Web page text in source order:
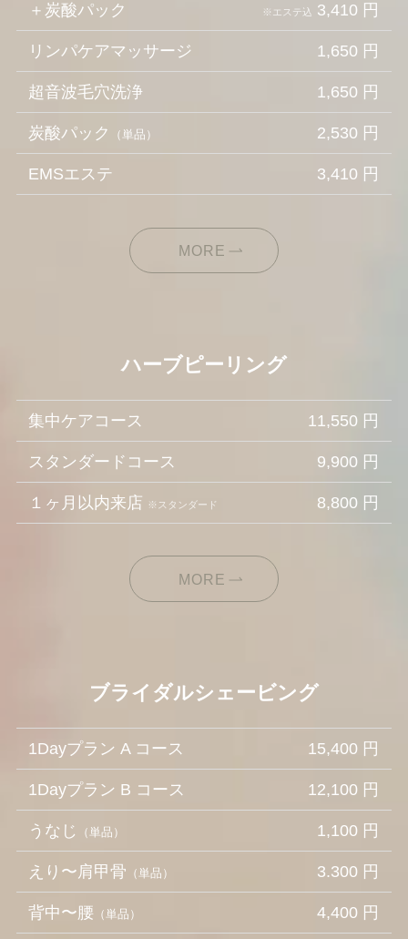
＋炭酸パック ※エステ込 3,410 円
リンパケアマッサージ 1,650 円
超音波毛穴洗浄 1,650 円
炭酸パック （単品） 2,530 円
EMSエステ 3,410 円
MORE
ハーブピーリング
集中ケアコース 11,550 円
スタンダードコース 9,900 円
１ヶ月以内来店 ※スタンダード 8,800 円
MORE
ブライダルシェービング
1Dayプラン A コース 15,400 円
1Dayプラン B コース 12,100 円
うなじ （単品） 1,100 円
えり〜肩甲骨 （単品） 3.300 円
背中〜腰 （単品） 4,400 円